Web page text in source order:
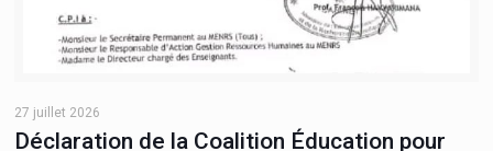
27 juillet 2026
Déclaration de la Coalition Éducation pour